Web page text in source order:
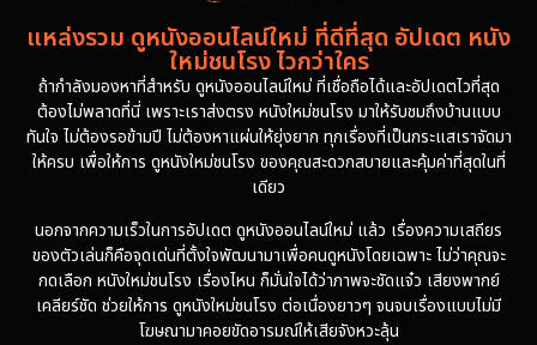
แหล่งรวม ดูหนังออนไลน์ใหม่ ที่ดีที่สุด อัปเดต หนัง
ใหม่ชนโรง ไวกว่าใคร
ถ้ากำลังมองหาที่สำหรับ ดูหนังออนไลน์ใหม่ ที่เชื่อถือได้และอัปเดตไวที่สุด
ต้องไม่พลาดที่นี่ เพราะเราส่งตรง หนังใหม่ชนโรง มาให้รับชมถึงบ้านแบบ
ทันใจ ไม่ต้องรอข้ามปี ไม่ต้องหาแผ่นให้ยุ่งยาก ทุกเรื่องที่เป็นกระแสเราจัดมา
ให้ครบ เพื่อให้การ ดูหนังใหม่ชนโรง ของคุณสะดวกสบายและคุ้มค่าที่สุดในที่
เดียว
นอกจากความเร็วในการอัปเดต ดูหนังออนไลน์ใหม่ แล้ว เรื่องความเสถียร
ของตัวเล่นก็คือจุดเด่นที่ตั้งใจพัฒนามาเพื่อคนดูหนังโดยเฉพาะ ไม่ว่าคุณจะ
กดเลือก หนังใหม่ชนโรง เรื่องไหน ก็มั่นใจได้ว่าภาพจะชัดแจ๋ว เสียงพากย์
เคลียร์ชัด ช่วยให้การ ดูหนังใหม่ชนโรง ต่อเนื่องยาวๆ จนจบเรื่องแบบไม่มี
โฆษณามาคอยขัดอารมณ์ให้เสียจังหวะลุ้น